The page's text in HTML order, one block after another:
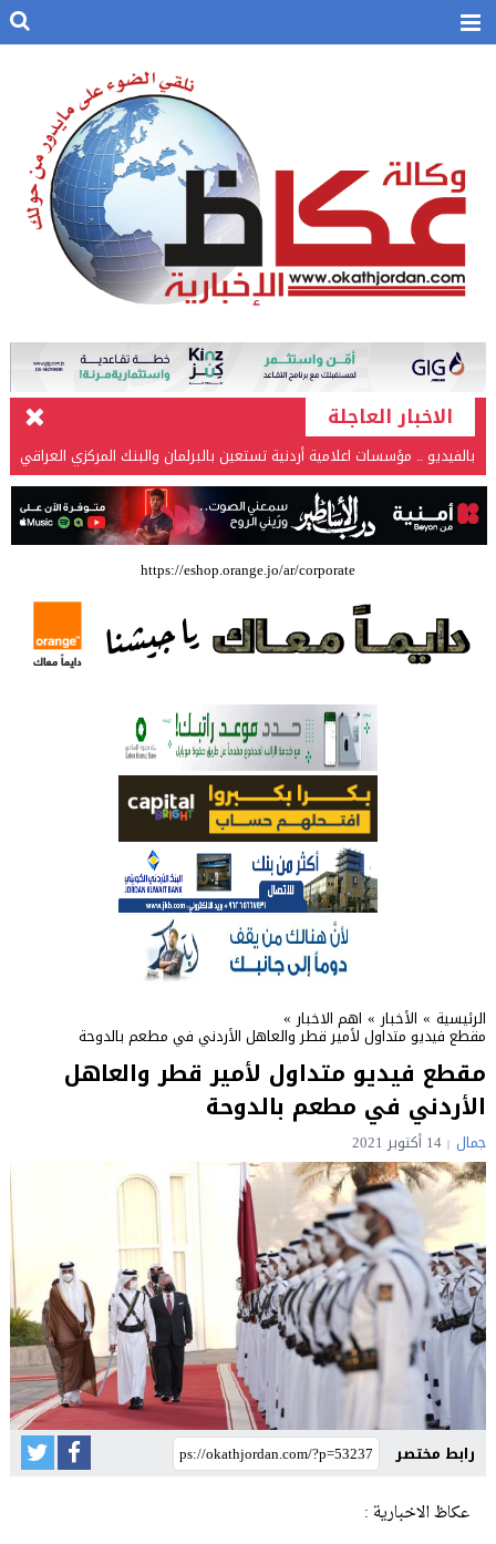
الاخبار العاجلة
بالفيديو .. مؤسسات اعلامية أردنية تستعين بالبرلمان والبنك المركزي العراقي
في قضيتها مع طارق الحسن
بالفيديو .. إرادة القائد ثم التعليم ثم الصناعة والزراعة قذفت ببنجلاديش خلال
عشرين عاما من دخل الفرد ٤٠٠$ سنويا الى ٦٠٠٠ $ ، فهل نستطيع ؟؟؟؟؟
شركة تسابيح للسياحة والسفر تسير اول رحلة لحجاج بيت الله الحرام عبر مطار
الملكة علياء الدولي – صور
العلمية الثقافية الأردنية
حملة للتبرع بالدم في جامعة الزيتونة الأردنية
https://eshop.orange.jo/ar/corporate
الرئيسية » الأخبار » اهم الاخبار »
مقطع فيديو متداول لأمير قطر والعاهل الأردني في مطعم بالدوحة
مقطع فيديو متداول لأمير قطر والعاهل
الأردني في مطعم بالدوحة
جمال 14 أكتوبر 2021
رابط مختصر
عكاظ الاخبارية :